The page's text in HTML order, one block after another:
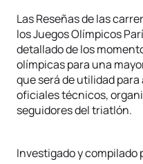
Las Reseñas de las
los Juegos Olímpicos
detallado de los
olímpicas para una
que será de utilidad
oficiales técnicos,
seguidores del triatlón.
Investigado y compilado